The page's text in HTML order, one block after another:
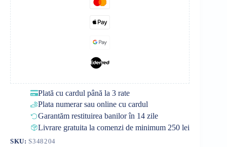
Plată cu cardul până la 3 rate
Plata numerar sau online cu cardul
Garantăm restituirea banilor în 14 zile
Livrare gratuita la comenzi de minimum 250 lei
SKU: S348204